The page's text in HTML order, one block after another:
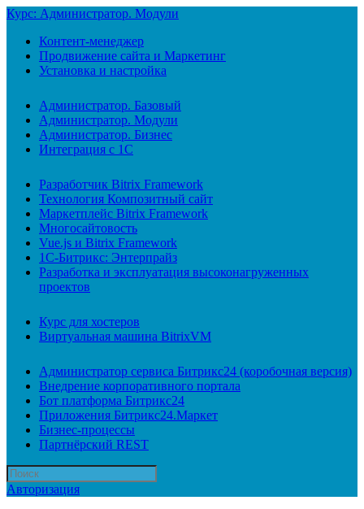
Курс: Администратор. Модули
Контент-менеджер
Продвижение сайта и Маркетинг
Установка и настройка
Администратор. Базовый
Администратор. Модули
Администратор. Бизнес
Интеграция с 1С
Разработчик Bitrix Framework
Технология Композитный сайт
Маркетплейс Bitrix Framework
Многосайтовость
Vue.js и Bitrix Framework
1С-Битрикс: Энтерпрайз
Разработка и эксплуатация высоконагруженных
проектов
Курс для хостеров
Виртуальная машина BitrixVM
Администратор сервиса Битрикс24 (коробочная версия)
Внедрение корпоративного портала
Бот платформа Битрикс24
Приложения Битрикс24.Маркет
Бизнес-процессы
Партнёрский REST
Авторизация